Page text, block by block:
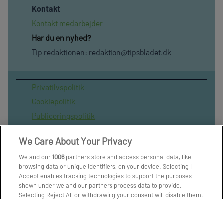
Kontakt
Kontakt medarbejder
Har du en nyhed?
Tip redaktionen: redaktion@tipsbladet.dk
Privatilvspolitik
Cookiepolitik
Publiceringspolitik
Spil ansvarligt
Administrer samtykke
Arkiv
Om os
We Care About Your Privacy
We and our1006partners store and access personal data, like
browsing data or unique identifiers, on your device. Selecting I
Accept enables tracking technologies to support the purposes
shown under we and our partners process data to provide.
Selecting Reject All or withdrawing your consent will disable them.